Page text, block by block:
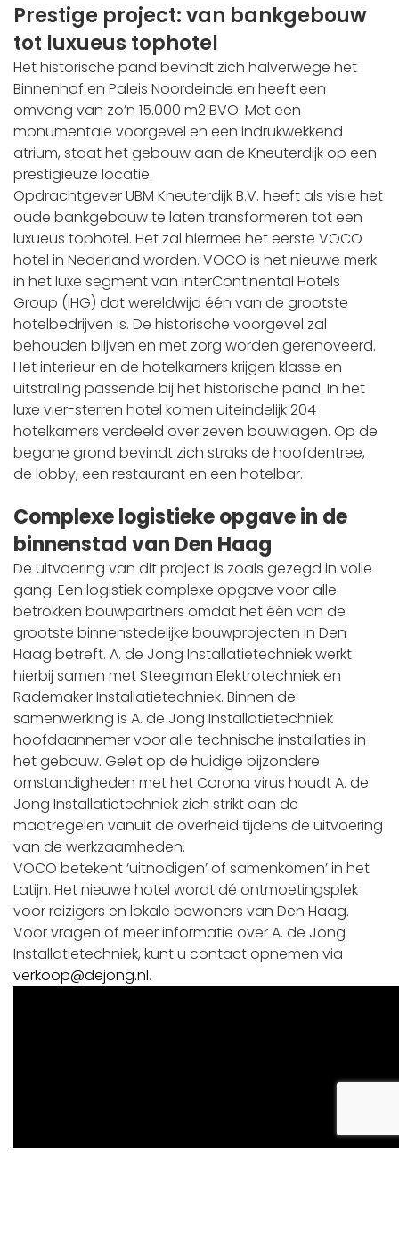
Prestige project: van bankgebouw
tot luxueus tophotel
Het historische pand bevindt zich halverwege het
Binnenhof en Paleis Noordeinde en heeft een
omvang van zo’n 15.000 m2 BVO. Met een
monumentale voorgevel en een indrukwekkend
atrium, staat het gebouw aan de Kneuterdijk op een
prestigieuze locatie.
Opdrachtgever UBM Kneuterdijk B.V. heeft als visie het
oude bankgebouw te laten transformeren tot een
luxueus tophotel. Het zal hiermee het eerste VOCO
hotel in Nederland worden. VOCO is het nieuwe merk
in het luxe segment van InterContinental Hotels
Group (IHG) dat wereldwijd één van de grootste
hotelbedrijven is. De historische voorgevel zal
behouden blijven en met zorg worden gerenoveerd.
Het interieur en de hotelkamers krijgen klasse en
uitstraling passende bij het historische pand. In het
luxe vier-sterren hotel komen uiteindelijk 204
hotelkamers verdeeld over zeven bouwlagen. Op de
begane grond bevindt zich straks de hoofdentree,
de lobby, een restaurant en een hotelbar.
Complexe logistieke opgave in de
binnenstad van Den Haag
De uitvoering van dit project is zoals gezegd in volle
gang. Een logistiek complexe opgave voor alle
betrokken bouwpartners omdat het één van de
grootste binnenstedelijke bouwprojecten in Den
Haag betreft. A. de Jong Installatietechniek werkt
hierbij samen met Steegman Elektrotechniek en
Rademaker Installatietechniek. Binnen de
samenwerking is A. de Jong Installatietechniek
hoofdaannemer voor alle technische installaties in
het gebouw. Gelet op de huidige bijzondere
omstandigheden met het Corona virus houdt A. de
Jong Installatietechniek zich strikt aan de
maatregelen vanuit de overheid tijdens de uitvoering
van de werkzaamheden.
VOCO betekent ‘uitnodigen’ of samenkomen’ in het
Latijn. Het nieuwe hotel wordt dé ontmoetingsplek
voor reizigers en lokale bewoners van Den Haag.
Voor vragen of meer informatie over A. de Jong
Installatietechniek, kunt u contact opnemen via
verkoop@dejong.nl.